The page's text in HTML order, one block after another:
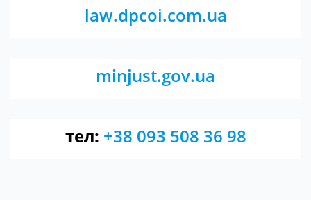
law.dpcoi.com.ua
minjust.gov.ua
тел: +38 093 508 36 98